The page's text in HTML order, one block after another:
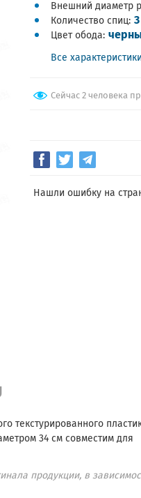
Внешний диаметр
Количество спиц 3
Цвет обода
Все
Сейчас 2 человека
Нашли ошибку на
текстурированного
34 см совместим для
продукции, в